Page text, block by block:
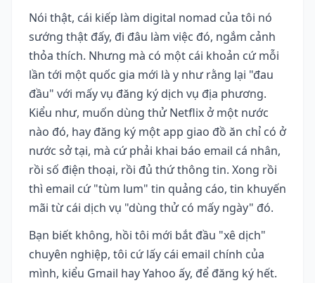
Nói thật, cái kiếp làm digital nomad của tôi nó
sướng thật đấy, đi đâu làm việc đó, ngắm cảnh
thỏa thích. Nhưng mà có một cái khoản cứ mỗi
lần tới một quốc gia mới là y như rằng lại "đau
đầu" với mấy vụ đăng ký dịch vụ địa phương.
Kiểu như, muốn dùng thử Netflix ở một nước
nào đó, hay đăng ký một app giao đồ ăn chỉ có ở
nước sở tại, mà cứ phải khai báo email cá nhân,
rồi số điện thoại, rồi đủ thứ thông tin. Xong rồi
thì email cứ "tùm lum" tin quảng cáo, tin khuyến
mãi từ cái dịch vụ "dùng thử có mấy ngày" đó.
Bạn biết không, hồi tôi mới bắt đầu "xê dịch"
chuyên nghiệp, tôi cứ lấy cái email chính của
mình, kiểu Gmail hay Yahoo ấy, để đăng ký hết.